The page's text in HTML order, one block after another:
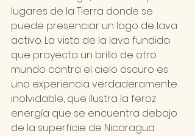
lugares de la Tierra donde se
puede presenciar un lago de lava
activo. La vista de la lava fundida
que proyecta un brillo de otro
mundo contra el cielo oscuro es
una experiencia verdaderamente
inolvidable, que ilustra la feroz
energía que se encuentra debajo
de la superficie de Nicaragua.